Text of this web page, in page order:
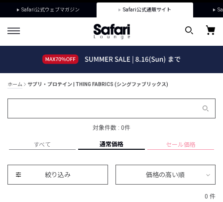
Safari公式ウェブマガジン Safari公式通販サイト
ホーム サプリ・プロテイン | THING FABRICS (シングファブリックス)
対象件数 : 0件
すべて 通常価格 セール価格
絞り込み 価格の高い順
0 件